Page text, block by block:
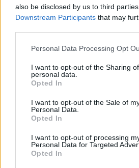
also be disclosed by us to third
Downstream Participants that may
Please note that this website/app
not limited to your visit or usage
grant or deny consent to Google and
use your data for below specified
consent section.
Personal Data Processing Opt
I want to opt-out of the Sharing
personal data.
Opted In
I want to opt-out of the Sale of
Personal Data.
Opted In
I want to opt-out of processing
Personal Data for Targeted
Opted In
συμβαίνει στον εγκέφαλο του